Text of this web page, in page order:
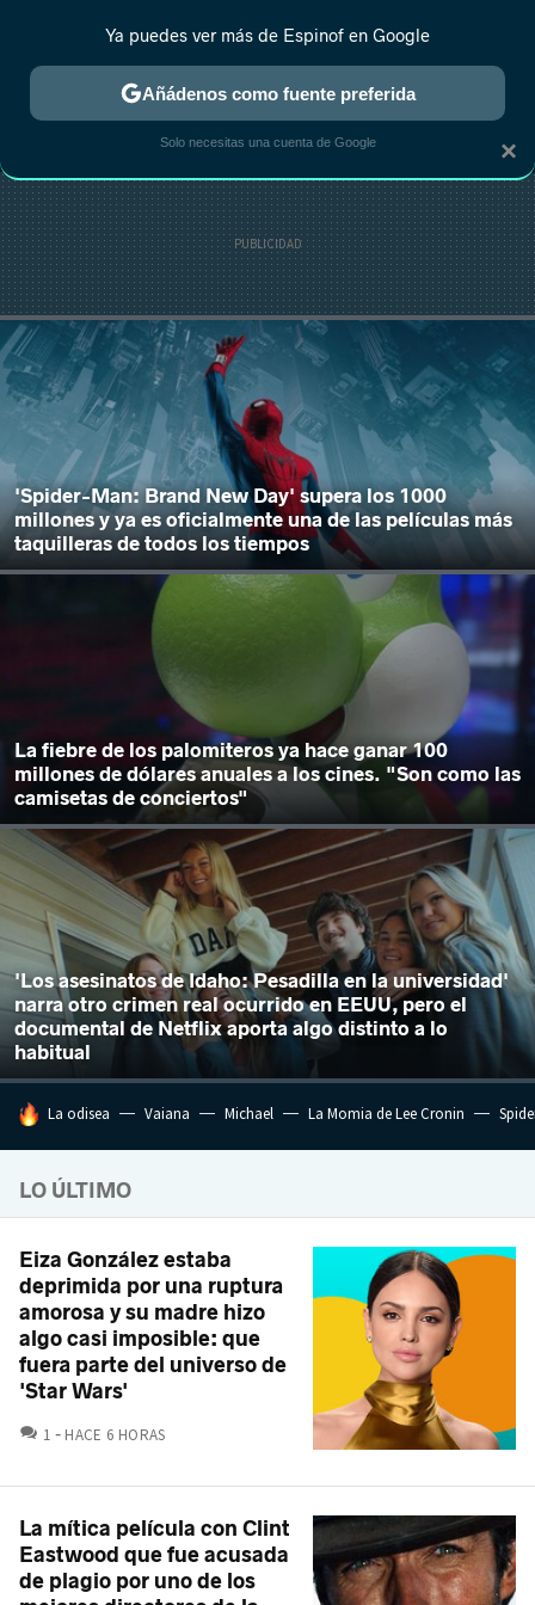
MENÚ NUEVO
ESTRENOS REALITY ANIME RANKINGS CINE
'Spider-Man: Brand New Day' supera los 1000
millones y ya es oficialmente una de las películas más
taquilleras de todos los tiempos
La fiebre de los palomiteros ya hace ganar 100
millones de dólares anuales a los cines. "Son como las
camisetas de conciertos"
'Los asesinatos de Idaho: Pesadilla en la universidad'
narra otro crimen real ocurrido en EEUU, pero el
documental de Netflix aporta algo distinto a lo
habitual
HOY SE HABLA DE
La odisea Vaiana Michael La Momia de Lee Cronin
LO ÚLTIMO
Eiza González estaba
deprimida por una ruptura
amorosa y su madre hizo
algo casi imposible: que
fuera parte del universo de
'Star Wars'
1 COMENTARIOS
HACE 6 HORAS
La mítica película con Clint
Eastwood que fue acusada
de plagio por uno de los
×
Ya puedes ver más de Espinof en Google
Añádenos como fuente preferida
Solo necesitas una cuenta de Google